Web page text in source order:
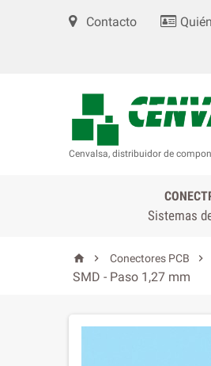
Contacto
Cenvalsa, distribuidor de
Sistemas
  Conectores PCB 
SMD - Paso 1,27 mm